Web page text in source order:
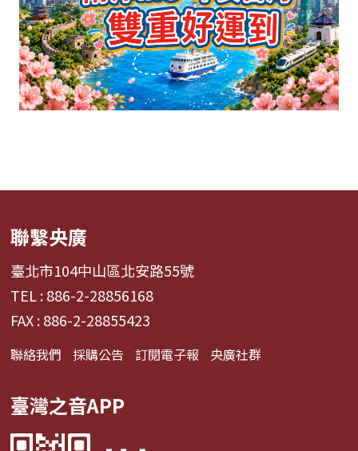
聯繫央廣
臺北市104中山區北安路55號
TEL : 886-2-28856168
FAX : 886-2-28855423
聯絡我們 採購公告 訂閱電子報 央廣社群
臺灣之音APP